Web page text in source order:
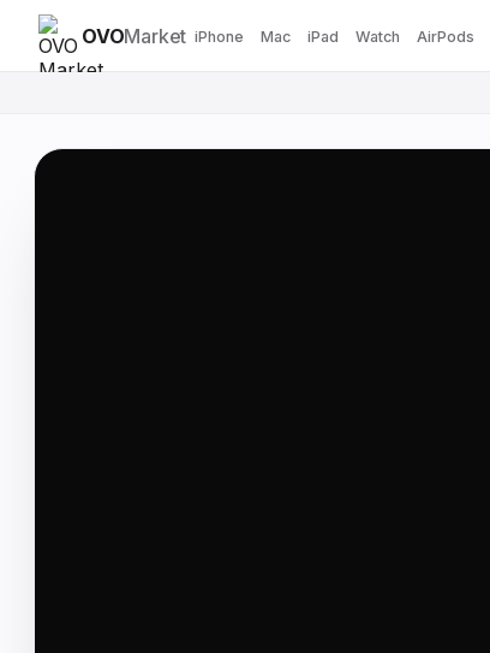
OVOMarket iPhone Mac iPad Watch AirPods